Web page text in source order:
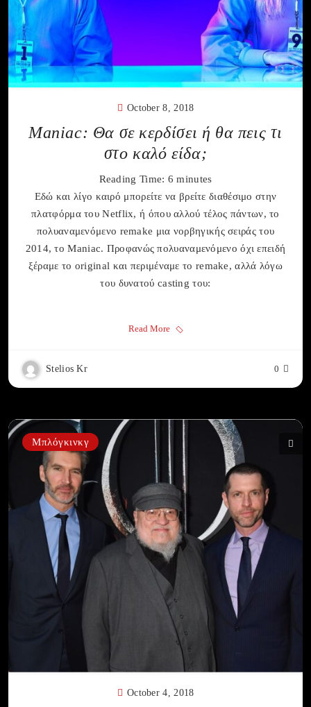
October 8, 2018
Maniac: Θα σε κερδίσει ή θα πεις τι
στο καλό είδα;
Reading Time: 6 minutes
Εδώ και λίγο καιρό μπορείτε να βρείτε διαθέσιμο στην
πλατφόρμα του Netflix, ή όπου αλλού τέλος πάντων, το
πολυαναμενόμενο remake μια νορβηγικής σειράς του
2014, το Maniac. Προφανώς πολυαναμενόμενο όχι επειδή
ξέραμε το original και περιμέναμε το remake, αλλά λόγω
του δυνατού casting του:
Read More
Stelios Kr 0
Μπλόγκινκγ
October 4, 2018